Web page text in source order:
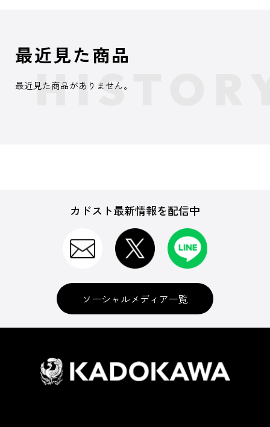
最近見た商品
最近見た商品がありません。
カドスト最新情報を配信中
ソーシャルメディア一覧